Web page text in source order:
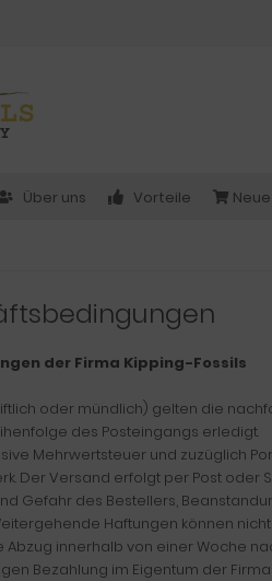
Über uns Vorteile
der Firma Kipping-Fossils
oder mündlich) gelten die
des Posteingangs erledigt.
Mehrwertsteuer und zuzüglich
Der Versand erfolgt per Post oder
Gefahr des Bestellers,
Haftungen können
innerhalb von einer Woche
Bezahlung im Eigentum der